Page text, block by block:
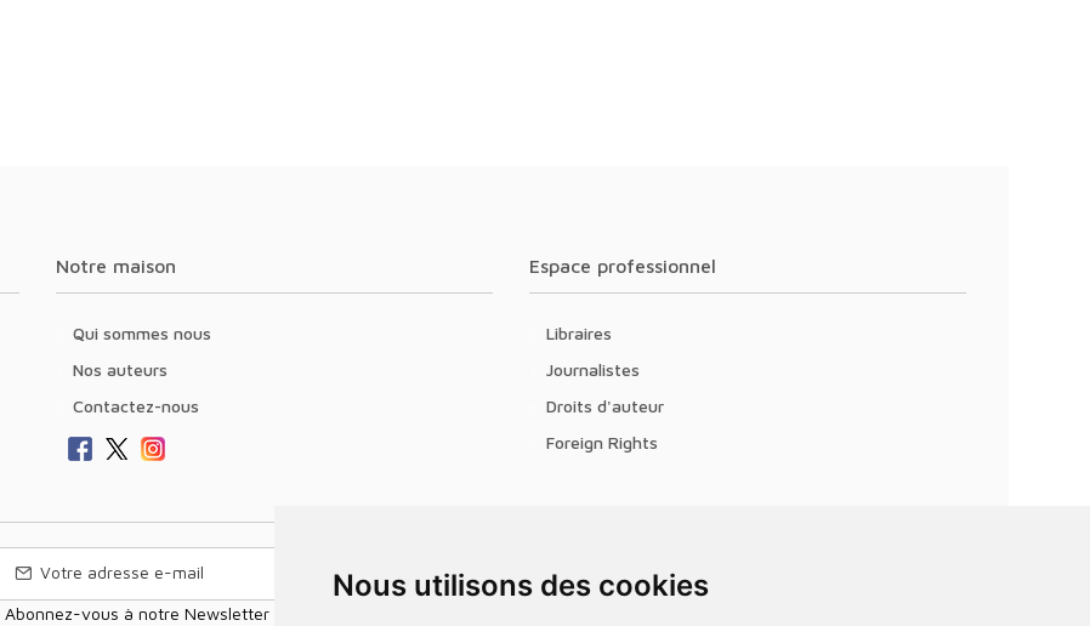
Nous utilisons des cookies
Notre maison
Qui sommes nous
Nos auteurs
Contactez-nous
Espace professionnel
Libraires
Journalistes
Droits d'auteur
Foreign Rights
Abonnez-vous à notre Newsletter pour recevoir nos nouvelles offres,